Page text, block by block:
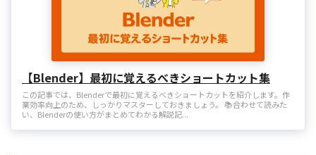
【Blender】最初に覚えるべきショートカット集
この記事では、Blenderで最初に覚えるべきショートカットを紹介します。作
業効率向上のため、しっかりマスターしておきましょう。 📚合わせて読みた
い、Blenderの使い方がまとめてわかる解説記...